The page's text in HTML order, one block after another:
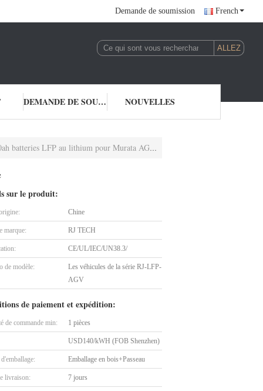
Demande de soumission French
DEMANDE DE SOUMISSION NOUVELLES
LFP au lithium pour Murata AGV logistique
sur le produit:
Chine
marque: RJ TECH
CE/UL/IEC/UN38.3/
de modèle:
Les véhicules de la série RJ-LFP-
AGV
de paiement et expédition:
de commande min: 1 pièces
USD140/kWH (FOB Shenzhen)
Emballage en bois+Passeau
livraison: 7 jours